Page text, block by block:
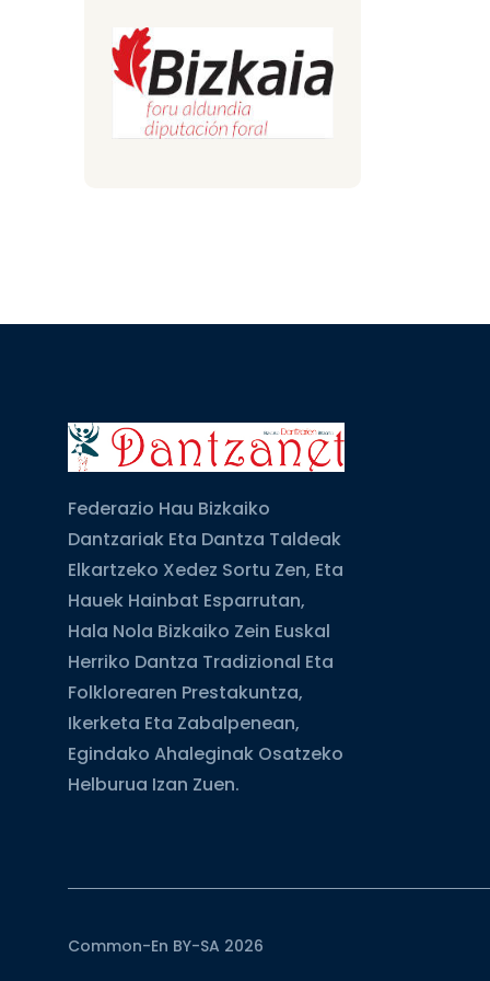
Federazio Hau Bizkaiko
Dantzariak Eta Dantza Taldeak
Elkartzeko Xedez Sortu Zen, Eta
Hauek Hainbat Esparrutan,
Hala Nola Bizkaiko Zein Euskal
Herriko Dantza Tradizional Eta
Folklorearen Prestakuntza,
Ikerketa Eta Zabalpenean,
Egindako Ahaleginak Osatzeko
Helburua Izan Zuen.
Common-En BY-SA 2026